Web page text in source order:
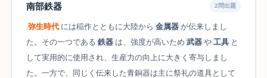
南部鉄器 2問出題
弥生時代 には稲作とともに大陸から 金属器 が伝来しまし
た。その一つである 鉄器 は、強度が高いため 武器 や 工具 と
して実用的に使用され、生産力の向上に大きく寄与しまし
た。一方で、同じく伝来した青銅器は主に祭礼の道具として